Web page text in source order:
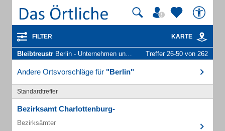
FILTER KARTE
Bleibtreustr Berlin - Unternehmen und Personen Treffer 26-50 von 262
Andere Ortsvorschläge für "Berlin"
Standardtreffer
Bezirksamt Charlottenburg-
Bezirksämter